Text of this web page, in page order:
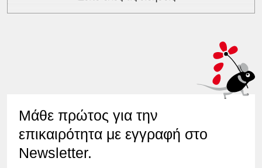
Μάθε πρώτος για την
επικαιρότητα με εγγραφή στο
Newsletter.